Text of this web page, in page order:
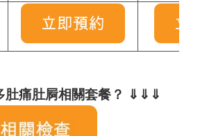
痛肚屙相關套餐？ ⇓⇓⇓